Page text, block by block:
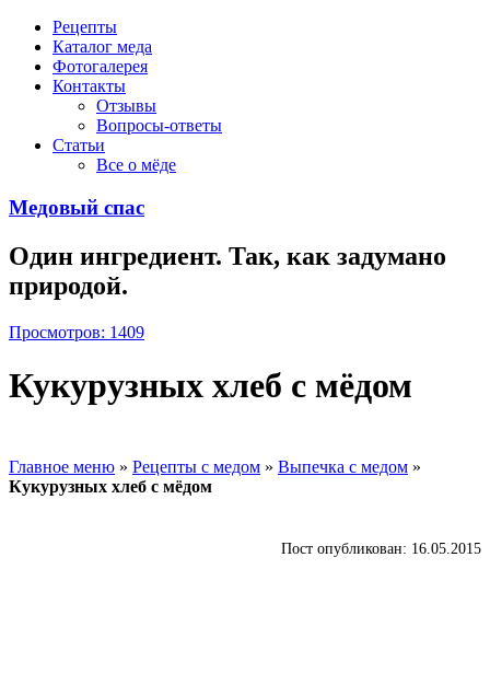
Рецепты
Каталог меда
Фотогалерея
Контакты
Отзывы
Вопросы-ответы
Статьи
Все о мёде
Медовый спас
Один ингредиент. Так, как задумано
природой.
Просмотров: 1409
Кукурузных хлеб с мёдом
Главное меню » Рецепты с медом » Выпечка с медом »
Кукурузных хлеб с мёдом
Пост опубликован: 16.05.2015